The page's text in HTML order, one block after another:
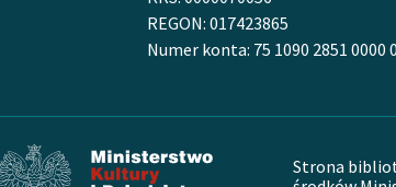
REGON: 017423865
Numer konta: 75 1090 2851 0000
Strona